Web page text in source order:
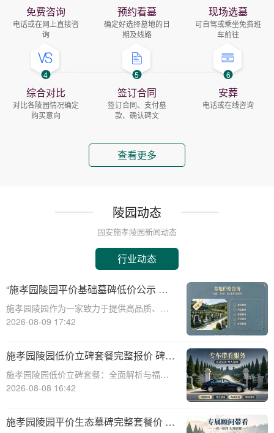
免费咨询
电话或在网上直接咨
询
预约看墓
确定好选择墓地的日
期及线路
现场选墓
可自驾或乘坐免费班
车前往
4
综合对比
对比各陵园情况确定
购买意向
5
签订合同
签订合同、支付墓
款、确认碑文
6
安葬
电话或在线咨询
查看更多
陵园动态
固安施孝陵园新闻动态
行业动态
“施孝园陵园平价基础墓碑低价公示 低
预算家庭专属优惠 详解”
施孝园陵园作为一家致力于提供高品质、平
价墓碑服务的机构，一直秉承着“以人为本，
济实惠且品质保证的安葬选择。在当前社
会，随着生活成本的不断上升，许多家庭在
为亲人选
2026-08-09 17:42
施孝园陵园低价立碑套餐完整报价 碑体
耗材全部包含在内详解与福利活动介绍
施孝园陵园低价立碑套餐：全面解析与福利
活动介绍☎ 施孝园陵园电话:400-838-5063
题。施孝园陵园，作为一家致力于提供高质
量、个性化殡葬服务的陵园，始终秉持
2026-08-08 16:42
施孝园陵园平价生态墓碑完整套餐价 刻